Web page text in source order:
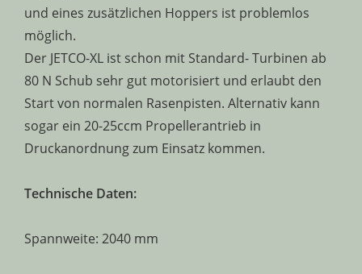
und eines zusätzlichen Hoppers ist problemlos
möglich.
Der JETCO-XL ist schon mit Standard- Turbinen ab
80 N Schub sehr gut motorisiert und erlaubt den
Start von normalen Rasenpisten. Alternativ kann
sogar ein 20-25ccm Propellerantrieb in
Druckanordnung zum Einsatz kommen.
Technische Daten:
Spannweite: 2040 mm